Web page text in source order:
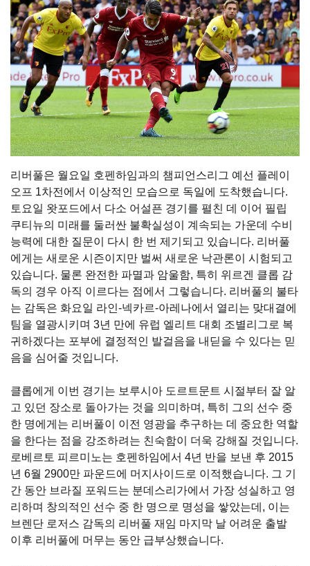
리버풀은 월요일 호펜하임과의 챔피언스리그 예선 플레이
오프 1차전에서 이상적인 모습으로 독일에 도착했습니다.
토요일 왓포드에서 다소 어설픈 경기를 펼친 데 이어 필립
쿠티뉴의 미래를 둘러싼 불확실성이 계속되는 가운데 수비
능력에 대한 질문이 다시 한 번 제기되고 있습니다. 리버풀
에게는 새로운 시즌이지만 벌써 새로운 낙관론이 시험되고
있습니다. 물론 완전한 파멸과 암울함, 특히 위르겐 클롭 감
독의 경우 아직 이르다는 점에서 그렇습니다. 리버풀의 불타
는 감독은 화요일 라인-넥카르-아레나에서 열리는 맞대결에
팀을 열광시키며 3년 만에 유럽 엘리트 대회 조별리그로 복
귀하겠다는 포부에 결정적인 발걸음을 내딛을 수 있다는 믿
음을 심어줄 것입니다.
클롭에게 이번 경기는 보루시아 도르트문트 시절부터 잘 알
고 있던 장소로 돌아가는 것을 의미하며, 특히 그의 선수 중
한 명에게는 리버풀이 이전 영광을 추구하는 데 중요한 역할
을 한다는 점을 강조하려는 친숙함이 더욱 강해질 것입니다.
로베르토 피르미노는 호펜하임에서 4년 반을 보낸 후 2015
년 6월 2900만 파운드에 머지사이드로 이적했습니다. 그 기
간 동안 브라질 포워드는 분데스리가에서 가장 성실하고 영
리하며 창의적인 선수 중 한 명으로 명성을 쌓았는데, 이는
브렌단 로저스 감독의 리버풀 재임 마지막 날 어려운 출발
이후 리버풀에 머무는 동안 급부상했습니다.